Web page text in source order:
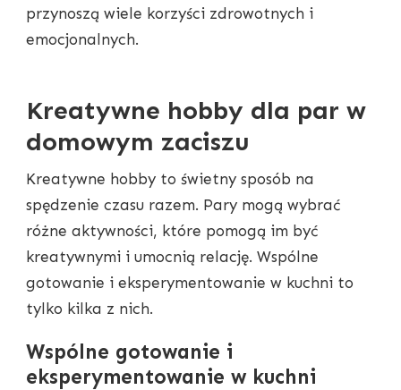
przynoszą wiele korzyści zdrowotnych i
emocjonalnych.
Kreatywne hobby dla par w
domowym zaciszu
Kreatywne hobby to świetny sposób na
spędzenie czasu razem. Pary mogą wybrać
różne aktywności, które pomogą im być
kreatywnymi i umocnią relację. Wspólne
gotowanie i eksperymentowanie w kuchni to
tylko kilka z nich.
Wspólne gotowanie i
eksperymentowanie w kuchni